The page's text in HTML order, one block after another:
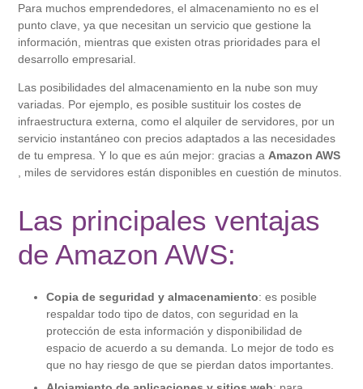
Para muchos emprendedores, el almacenamiento no es el
punto clave, ya que necesitan un servicio que gestione la
información, mientras que existen otras prioridades para el
desarrollo empresarial.
Las posibilidades del almacenamiento en la nube son muy
variadas. Por ejemplo, es posible sustituir los costes de
infraestructura externa, como el alquiler de servidores, por un
servicio instantáneo con precios adaptados a las necesidades
de tu empresa. Y lo que es aún mejor: gracias a Amazon AWS
, miles de servidores están disponibles en cuestión de minutos.
Las principales ventajas
de Amazon AWS:
Copia de seguridad y almacenamiento: es posible
respaldar todo tipo de datos, con seguridad en la
protección de esta información y disponibilidad de
espacio de acuerdo a su demanda. Lo mejor de todo es
que no hay riesgo de que se pierdan datos importantes.